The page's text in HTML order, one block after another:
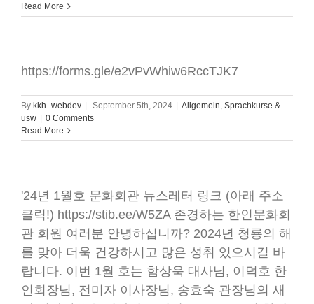
Sommersemester
Read More
https://forms.gle/e2vPvWhiw6RccTJK7
By kkh_webdev | September 5th, 2024 | Allgemein Sprachkurse &
usw | 0 Comments
Read More
'24년 1월호 문화회관 뉴스레터 링크 (아래 주소
클릭!) https://stib.ee/W5ZA 존경하는 한인문화회
관 회원 여러분 안녕하십니까? 2024년 청룡의 해
를 맞아 더욱 건강하시고 많은 성취 있으시길 바
랍니다. 이번 1월 호는 함상욱 대사님, 이덕호 한
인회장님, 전미자 이사장님, 송효숙 관장님의 새